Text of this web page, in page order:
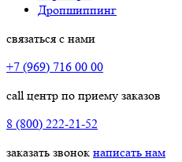
Дропшиппинг
связаться с нами
+7 (969) 716 00 00
call центр по приему заказов
8 (800) 222-21-52
заказать звонок написать нам